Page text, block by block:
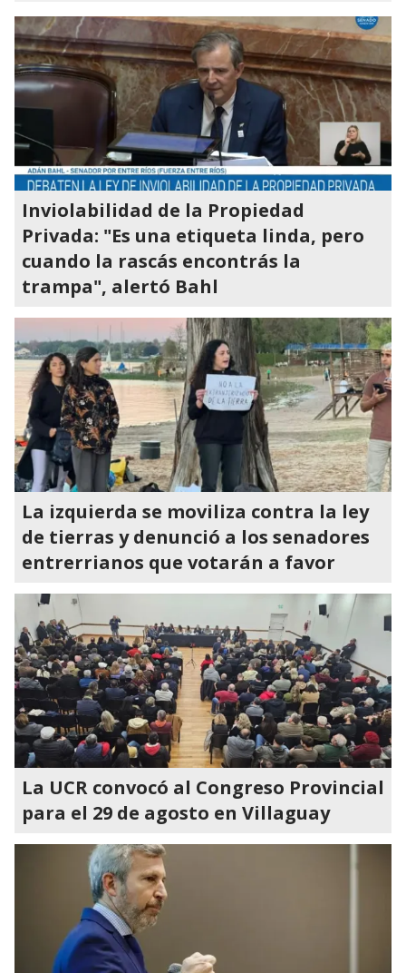
Inviolabilidad de la Propiedad
Privada: "Es una etiqueta linda, pero
cuando la rascás encontrás la
trampa", alertó Bahl
La izquierda se moviliza contra la ley
de tierras y denunció a los senadores
entrerrianos que votarán a favor
La UCR convocó al Congreso Provincial
para el 29 de agosto en Villaguay